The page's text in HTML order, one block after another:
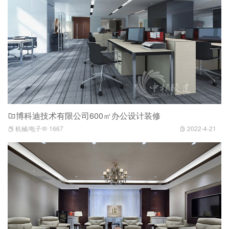
博科迪技术有限公司600㎡办公设计装修
机械/电子 1667 2022-4-21